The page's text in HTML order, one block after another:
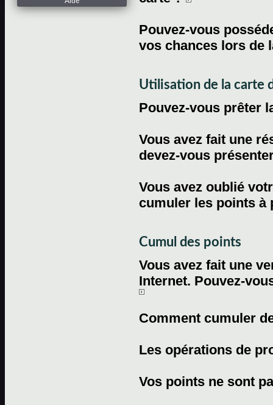
Pouvez-vous
vos chances lors de
Utilisation de la carte
Pouvez-vous prêter
Vous avez fait une
devez-vous
Vous avez oublié
cumuler les points
Cumul des points
Vous avez fait une
Internet. Pouvez-
Comment cumuler
Les opérations de
Vos points ne sont